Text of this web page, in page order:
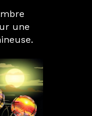
une